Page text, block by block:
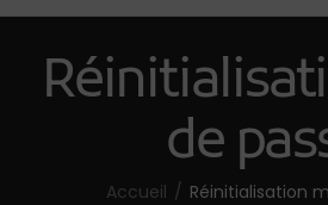
de
Accueil Réinitialisation